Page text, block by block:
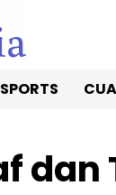
SPORTS